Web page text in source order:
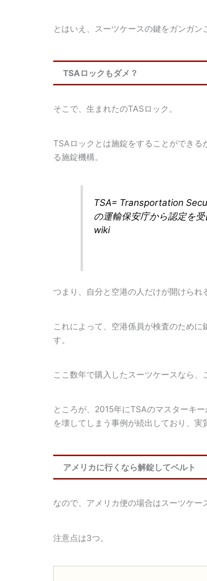
とはいえ、スーツケースの鍵をガンガン
TSAロックもダメ？
そこで、生まれたのTASロック。
TSAロックとは施錠をすることができる
る施錠機構。
TSA= Transportation
の運輸保安庁から認定を
wiki
つまり、自分と空港の人だけが開けられ
これによって、空港係員が検査のため
す。
ここ数年で購入したスーツケースなら、
ところが、2015年にTSAのマスターキ
を壊してしまう事例が続出しており、実
アメリカに行くなら解錠してベルト
なので、アメリカ便の場合はスーツケー
注意点は3つ。